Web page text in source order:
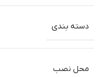
دسته بندی
محل نصب